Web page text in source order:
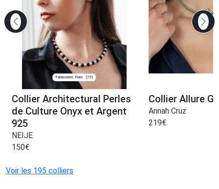
Fabrication: Paris (75)
Collier Architectural Perles
de Culture Onyx et Argent
925
NEIJE
150€
Collier Allure
Annah Cruz
219€
Voir les 195 colliers